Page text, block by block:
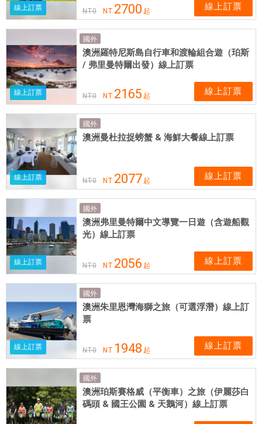
線上訂票 NT0 NT 2700 起 線上訂票
線上訂票
國外
澳洲羅特尼斯島自行車和渡輪組合遊（珀斯
/ 弗里曼特爾出發）線上訂票
NT0 NT 2165 起 線上訂票
線上訂票
國外
澳洲曼杜拉捉螃蟹 & 海鮮大餐線上訂票
NT0 NT 2077 起 線上訂票
線上訂票
國外
澳洲弗里曼特爾中文導覽一日遊（含遊船觀
光）線上訂票
NT0 NT 2056 起 線上訂票
線上訂票
國外
澳洲朱里恩灣海獅之旅（可選浮潛）線上訂
票
NT0 NT 1948 起 線上訂票
國外
澳洲珀斯賽格威（平衡車）之旅（伊麗莎白
碼頭 & 國王公園 & 天鵝河）線上訂票